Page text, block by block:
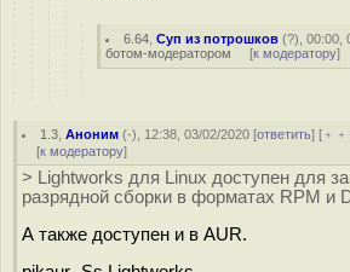
6.64 ,Суп из потрошков (?), 00:00,
ботом-модератором [к модератору]
1.3 ,Аноним (-), 12:38, 03/02/2020 [ответить] [
[к модератору]
> Lightworks для Linux доступен для
разрядной сборки в форматах RPM и
А также доступен и в AUR.